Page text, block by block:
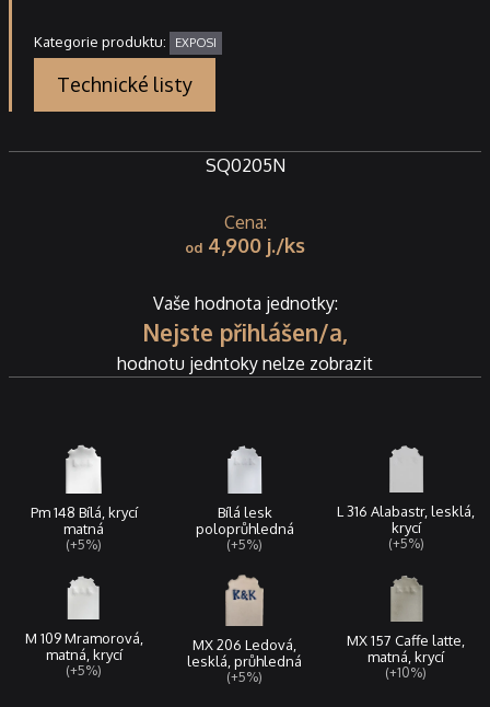
Kategorie produktu: EXPOSI
Technické listy
SQ0205N
4,900 j.
Vaše hodnota jednotky:
Nejste přihlášen/a,
hodnotu jedntoky nelze zobrazit
Pm 148 Bílá, krycí
matná
(+5%)
Bílá lesk
poloprůhledná
(+5%)
L 316 Alabastr, lesklá,
krycí
(+5%)
M 109 Mramorová,
matná, krycí
(+5%)
MX 206 Ledová,
lesklá, průhledná
(+5%)
MX 157 Caffe latte,
matná, krycí
(+10%)